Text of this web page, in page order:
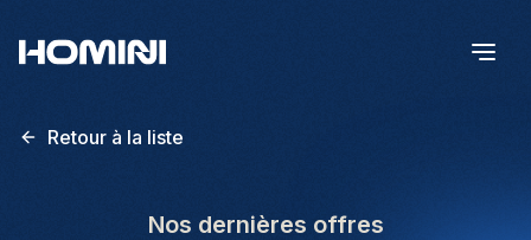
Retour à la liste
Nos dernières offres